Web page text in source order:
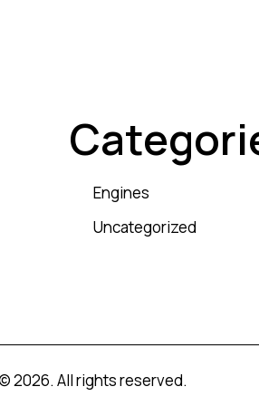
Engines
Uncategorized
2026. All rights reserved.